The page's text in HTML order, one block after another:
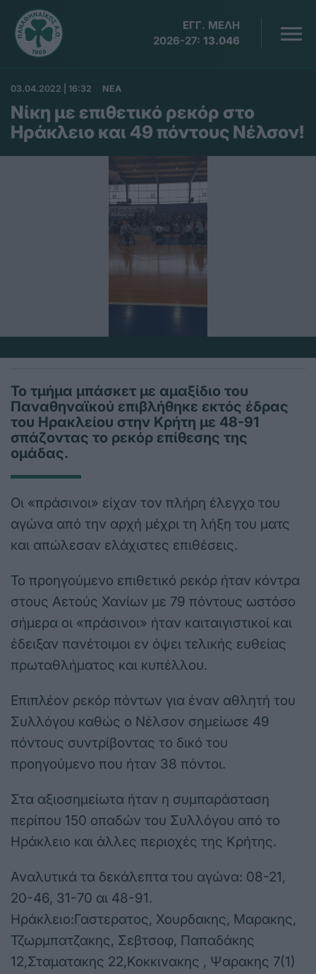
ΕΓΓ. ΜΕΛΗ
2026-27: 13.046
03.04.2022 | 16:32 ΝΕΑ
Νίκη με επιθετικό ρεκόρ στο
Ηράκλειο και 49 πόντους Νέλσον!
Το τμήμα μπάσκετ με αμαξίδιο του
Παναθηναϊκού επιβλήθηκε εκτός έδρας
του Ηρακλείου στην Κρήτη με 48-91
σπάζοντας το ρεκόρ επίθεσης της
ομάδας.
Οι «πράσινοι» είχαν τον πλήρη έλεγχο του
αγώνα από την αρχή μέχρι τη λήξη του ματς
και απώλεσαν ελάχιστες επιθέσεις.
Το προηγούμενο επιθετικό ρεκόρ ήταν κόντρα
στους Αετούς Χανίων με 79 πόντους ωστόσο
σήμερα οι «πράσινοι» ήταν καιταιγιστικοί και
έδειξαν πανέτοιμοι εν όψει τελικής ευθείας
πρωταθλήματος και κυπέλλου.
Επιπλέον ρεκόρ πόντων για έναν αθλητή του
Συλλόγου καθώς ο Νέλσον σημείωσε 49
πόντους συντρίβοντας το δικό του
προηγούμενο που ήταν 38 πόντοι.
Στα αξιοσημείωτα ήταν η συμπαράσταση
περίπου 150 οπαδών του Συλλόγου από το
Ηράκλειο και άλλες περιοχές της Κρήτης.
Αναλυτικά τα δεκάλεπτα του αγώνα: 08-21,
20-46, 31-70 αι 48-91.
Ηράκλειο:Γαστερατος, Χουρδακης, Μαρακης,
Τζωρμπατζακης, Σεβτσοφ, Παπαδάκης
12,Σταματακης 22,Κοκκινακης , Ψαρακης 7(1)